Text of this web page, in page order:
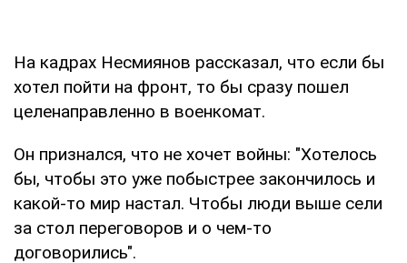
На кадрах Несмиянов рассказал, что если бы
хотел пойти на фронт, то бы сразу пошел
целенаправленно в военкомат.
Он признался, что не хочет войны: "Хотелось
бы, чтобы это уже побыстрее закончилось и
какой-то мир настал. Чтобы люди выше сели
за стол переговоров и о чем-то
договорились".